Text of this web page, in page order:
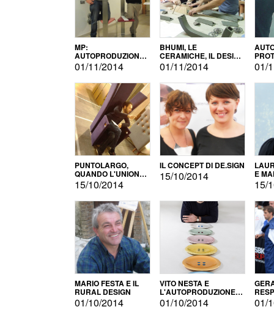
MP:
AUTOPRODUZIONE
E INNOVAZIONE
01/11/2014
BHUMI, LE
CERAMICHE, IL DESIGN
E L'AUTOPRODUZIONE
01/11/2014 01/
PUNTOLARGO,
QUANDO L'UNIONE
FA LA FORZA E
VINCE
15/10/2014
IL CONCEPT DI DE.SIGN
15/10/2014 E
15/
MARIO FESTA E IL
RURAL DESIGN
01/10/2014
VITO NESTA E
L'AUTOPRODUZIONE
COME RECUPERO DEI
SIMBOLI
01/10/2014 01/